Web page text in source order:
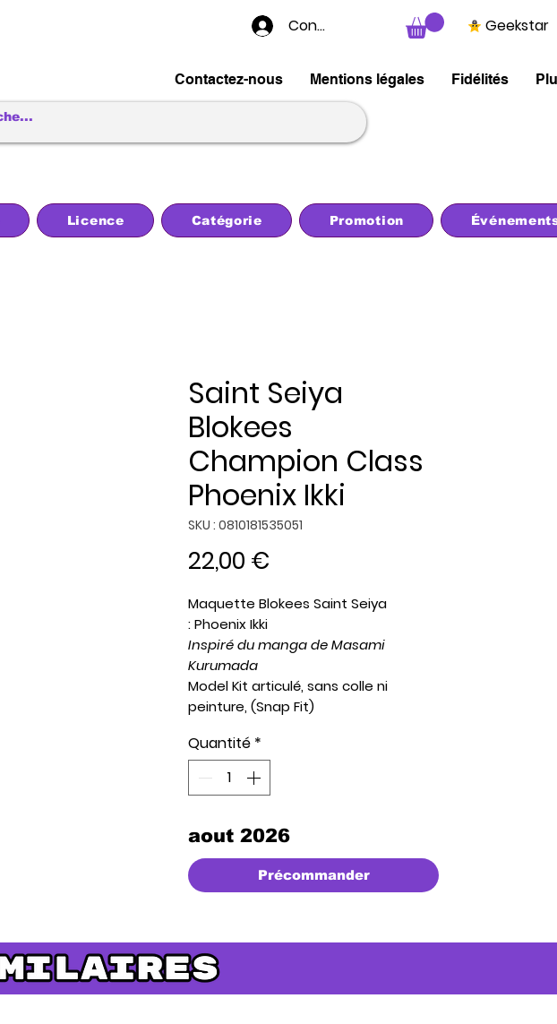
Connexion Geekstar
Contactez-nous Mentions légales Fidélités
Licence Catégorie Promotion
Saint Seiya
Blokees
Champion Class
Phoenix Ikki
SKU : 0810181535051
22,00 €
Maquette Blokees Saint Seiya
: Phoenix Ikki
Inspiré du manga de Masami
Kurumada
Model Kit articulé, sans colle ni
peinture, (Snap Fit)
produit présenté en boite cartonnée
Quantité *
aout 2026
Précommander